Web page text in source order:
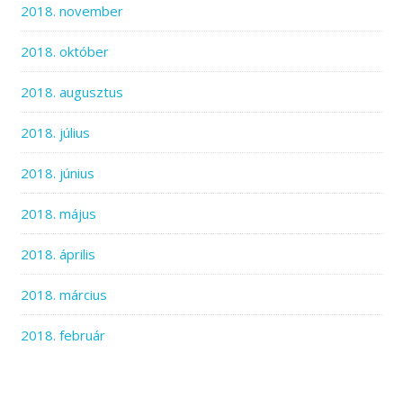
2018. november
2018. október
2018. augusztus
2018. július
2018. június
2018. május
2018. április
2018. március
2018. február